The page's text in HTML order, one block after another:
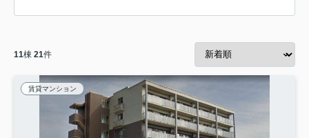
11棟 21件
賃貸マンション